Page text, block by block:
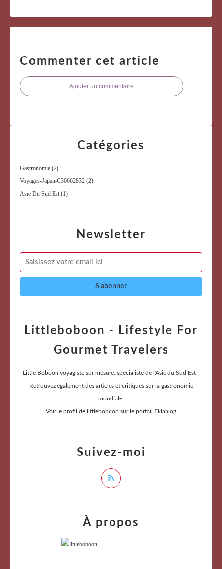
Commenter cet article
Ajouter un commentaire
Newsletter
Catégories
Gastronomie (2)
Voyages-Japan-C30662832 (2)
Asie Du Sud Est (1)
Littleboboon - Lifestyle For
Gourmet Travelers
Little Bôboon voyagiste sur mesure, spécialiste de l'Asie du Sud Est -
Retrouvez également des articles et critiques sur la gastronomie
mondiale.
Voir le profil de littleboboon sur le portail Eklablog
Suivez-moi
À propos